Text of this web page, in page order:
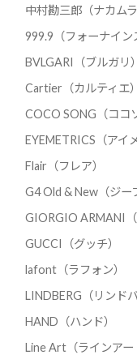
中村勘三郎（ナカム
999.9（フォーナイン
BVLGARI（ブルガリ）
Cartier（カルティエ）
COCO SONG（ココ
EYEMETRICS（アイ
Flair（フレア）
G4 Old & New（ジー
GIORGIO ARMANI（
GUCCI（グッチ）
lafont（ラフォン）
LINDBERG（リンドバ
HAND（ハンド）
Line Art（ラインアー